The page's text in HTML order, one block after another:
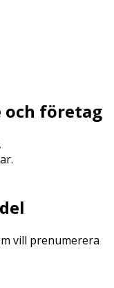
och företag
vill prenumerera